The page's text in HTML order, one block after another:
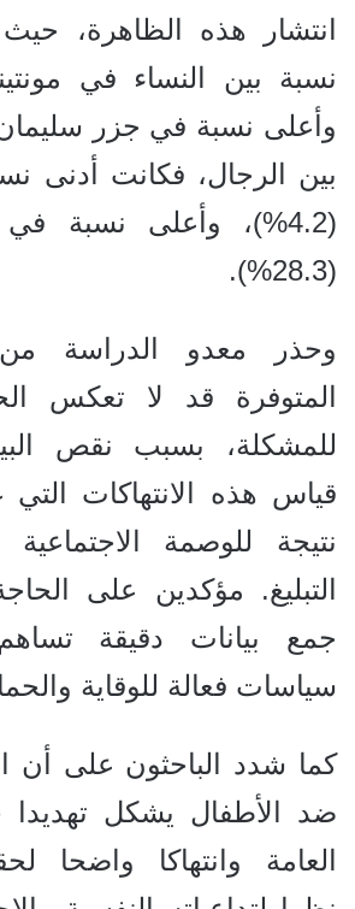
انتشار هذه الظاهرة،
بين الرجال، فكانت أدنى
(4.2%)، وأعلى نسبة
(28.3%).
وحذر معدو الدراسة من
المتوفرة قد لا تعكس
للمشكلة، بسبب نقص
قياس هذه الانتهاكات التي
نتيجة للوصمة الاجتماعية
التبليغ. مؤكدين على
جمع بيانات دقيقة
سياسات فعالة للوقاية
كما شدد الباحثون على أن
ضد الأطفال يشكل تهديدا
العامة وانتهاكا واضحا